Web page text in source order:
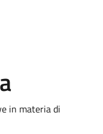
in materia di